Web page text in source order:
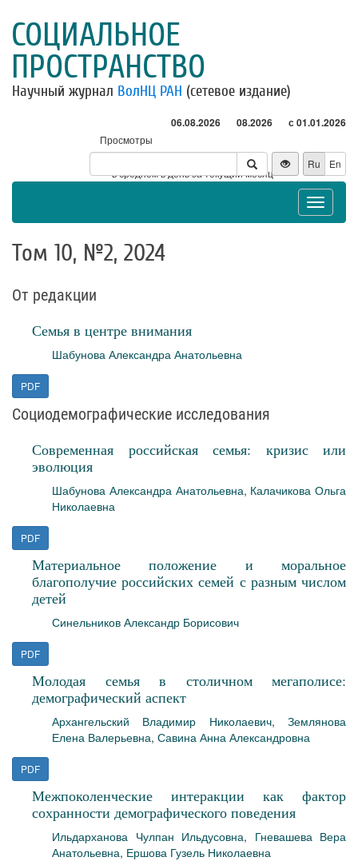
СОЦИАЛЬНОЕ
ПРОСТРАНСТВО
Научный журнал ВолНЦ РАН (сетевое издание)
06.08.2026 08.2026 с 01.01.2026
Просмотры
Посетители
* - в среднем в день за текущий месяц
Ru En
Toggle
Том 10, №2, 2024
От редакции
Семья в центре внимания
Шабунова Александра Анатольевна
PDF
Социодемографические исследования
Современная российская семья: кризис или
эволюция
Шабунова Александра Анатольевна, Калачикова Ольга
Николаевна
PDF
Материальное положение и моральное
благополучие российских семей с разным числом
детей
Синельников Александр Борисович
PDF
Молодая семья в столичном мегаполисе:
демографический аспект
Архангельский Владимир Николаевич,Землянова
Елена Валерьевна, Савина Анна Александровна
PDF
Межпоколенческие интеракции как фактор
сохранности демографического поведения
Ильдарханова Чулпан Ильдусовна, Гневашева Вера
Анатольевна, Ершова Гузель Николаевна